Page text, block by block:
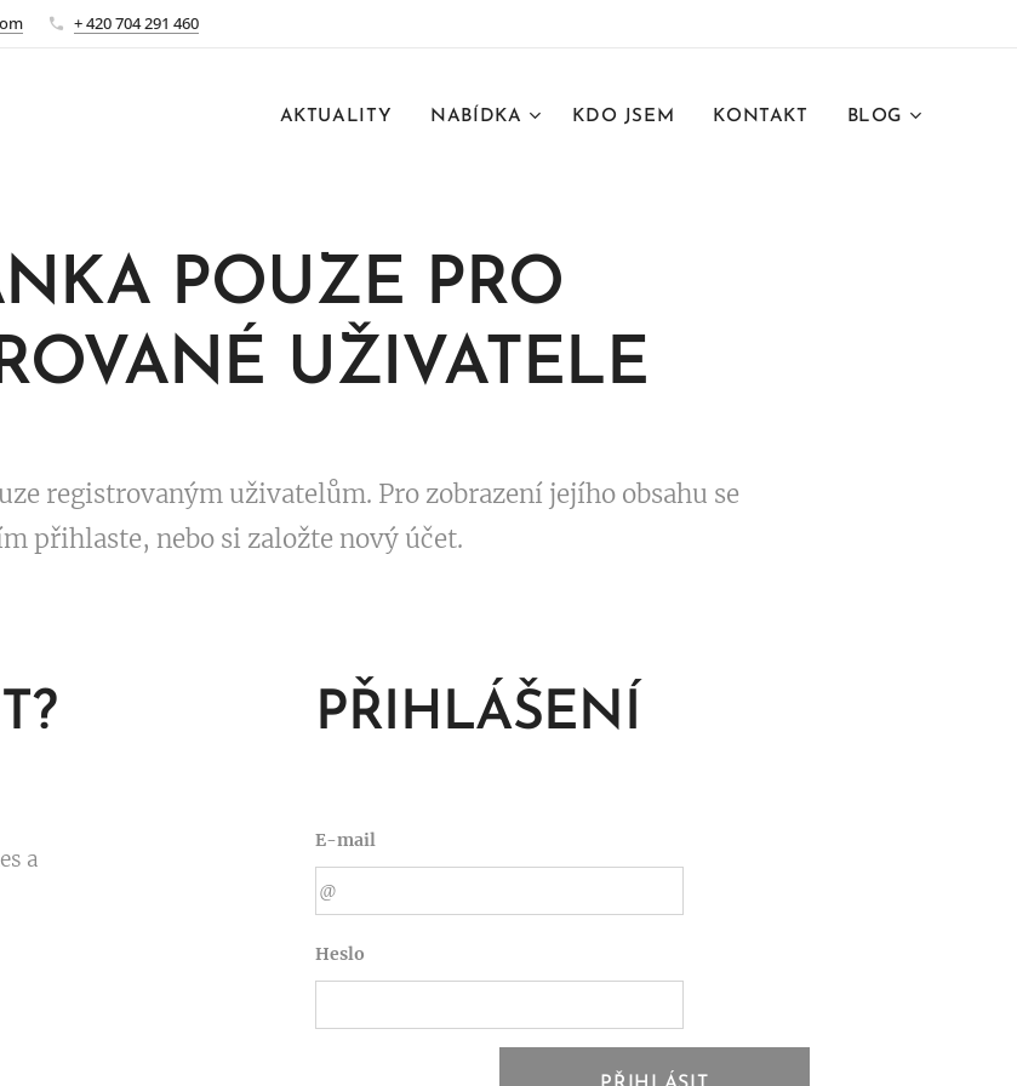
+ 420 704 291 460
AKTUALITY NABÍDKA KDO JSEM KONTAKT BLOG
POUZE PRO
UŽIVATELE
registrovaným uživatelům. Pro zobrazení jejího obsahu se
přihlaste, nebo si založte nový účet.
a
PŘIHLÁŠENÍ
E-mail
Heslo